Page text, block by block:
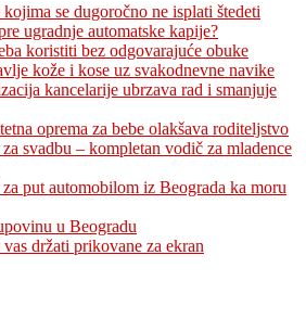
se dugoročno ne isplati štedeti
ugradnje automatske kapije?
koristiti bez odgovarajuće obuke
kože i kose uz svakodnevne navike
kancelarije ubrzava rad i smanjuje
oprema za bebe olakšava roditeljstvo
svadbu – kompletan vodič za mladence
put automobilom iz Beograda ka moru
u Beogradu
držati prikovane za ekran